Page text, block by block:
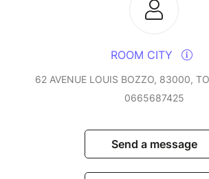
ROOM CITY
62 AVENUE LOUIS BOZZO, 83000,
0665687425
Send a message